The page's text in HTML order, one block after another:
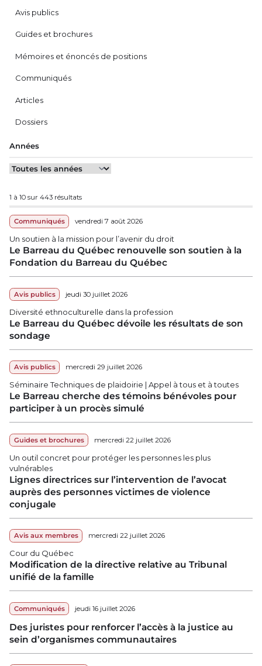
Avis publics
Guides et brochures
Mémoires et énoncés de positions
Communiqués
Articles
Dossiers
Années
1 à 10 sur 443 résultats
Communiqués vendredi 7 août 2026
Un soutien à la mission pour l’avenir du droit
Le Barreau du Québec renouvelle son soutien à la
Fondation du Barreau du Québec
Avis publics jeudi 30 juillet 2026
Diversité ethnoculturelle dans la profession
Le Barreau du Québec dévoile les résultats de son
sondage
Avis publics mercredi 29 juillet 2026
Séminaire Techniques de plaidoirie | Appel à tous et à toutes
Le Barreau cherche des témoins bénévoles pour
participer à un procès simulé
Guides et brochures mercredi 22 juillet 2026
Un outil concret pour protéger les personnes les plus
vulnérables
Lignes directrices sur l’intervention de l’avocat
auprès des personnes victimes de violence
conjugale
Avis aux membres mercredi 22 juillet 2026
Cour du Québec
Modification de la directive relative au Tribunal
unifié de la famille
Communiqués jeudi 16 juillet 2026
Des juristes pour renforcer l’accès à la justice au
sein d’organismes communautaires